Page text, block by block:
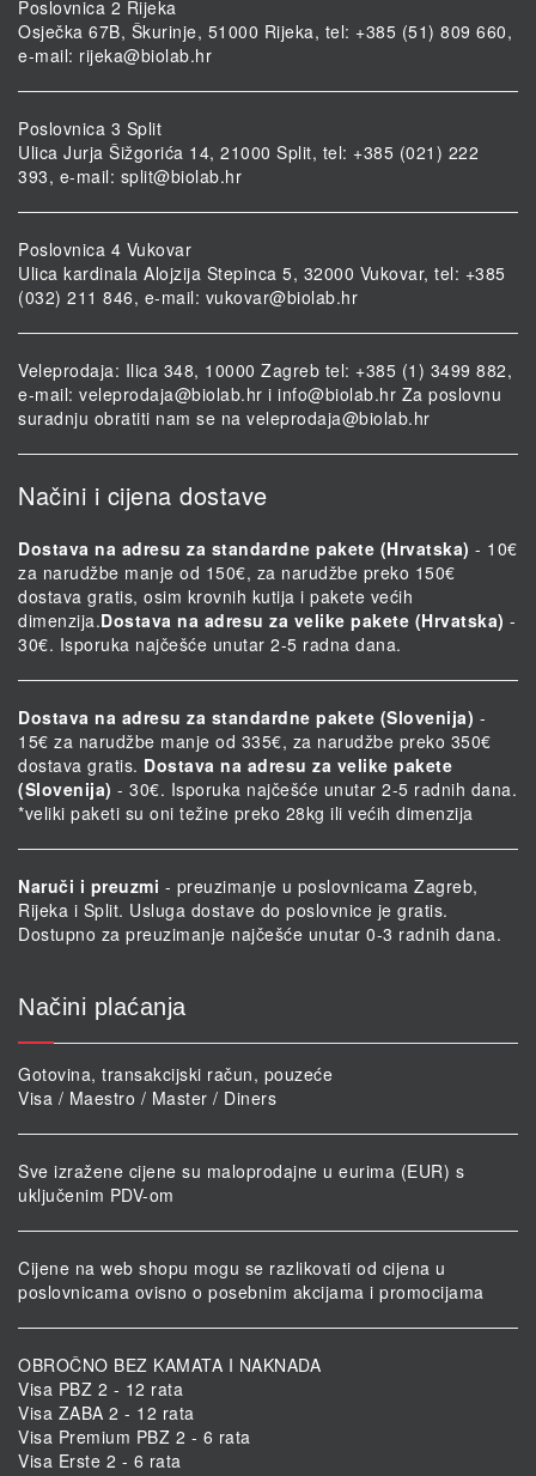
Poslovnica 2 Rijeka
Osječka 67B, Škurinje, 51000 Rijeka, tel: +385 (51) 809 660,
e-mail: rijeka@biolab.hr
Poslovnica 3 Split
Ulica Jurja Šižgorića 14, 21000 Split, tel: +385 (021) 222
393, e-mail: split@biolab.hr
Poslovnica 4 Vukovar
Ulica kardinala Alojzija Stepinca 5, 32000 Vukovar, tel: +385
(032) 211 846, e-mail: vukovar@biolab.hr
Veleprodaja: Ilica 348, 10000 Zagreb tel: +385 (1) 3499 882,
e-mail: veleprodaja@biolab.hr i info@biolab.hr Za poslovnu
suradnju obratiti nam se na veleprodaja@biolab.hr
Načini i cijena dostave
Dostava na adresu za standardne pakete (Hrvatska) - 10€
za narudžbe manje od 150€, za narudžbe preko 150€
dostava gratis, osim krovnih kutija i pakete većih
dimenzija.Dostava na adresu za velike pakete (Hrvatska) -
30€. Isporuka najčešće unutar 2-5 radna dana.
Dostava na adresu za standardne pakete (Slovenija) -
15€ za narudžbe manje od 335€, za narudžbe preko 350€
dostava gratis. Dostava na adresu za velike pakete
(Slovenija) - 30€. Isporuka najčešće unutar 2-5 radnih dana.
*veliki paketi su oni težine preko 28kg ili većih dimenzija
Naruči i preuzmi - preuzimanje u poslovnicama Zagreb,
Rijeka i Split. Usluga dostave do poslovnice je gratis.
Dostupno za preuzimanje najčešće unutar 0-3 radnih dana.
Načini plaćanja
Gotovina, transakcijski račun, pouzeće
Visa / Maestro / Master / Diners
Sve izražene cijene su maloprodajne u eurima (EUR) s
uključenim PDV-om
Cijene na web shopu mogu se razlikovati od cijena u
poslovnicama ovisno o posebnim akcijama i promocijama
OBROČNO BEZ KAMATA I NAKNADA
Visa PBZ 2 - 12 rata
Visa ZABA 2 - 12 rata
Visa Premium PBZ 2 - 6 rata
Visa Erste 2 - 6 rata